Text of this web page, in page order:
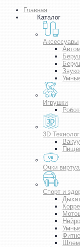
Главная
Каталог
Аксессуары
Игрушки
3D
Очки
Спорт и
Шлем